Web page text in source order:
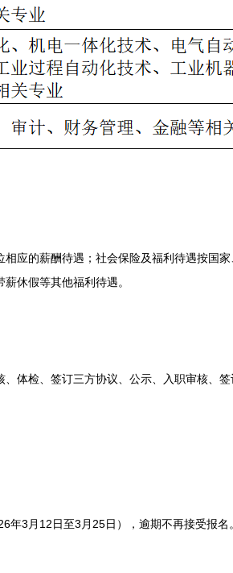
的薪酬待遇；社会保险及福利待遇按国家
休假等其他福利待遇。
检、签订三方协议、公示、入职审核、签
3月12日至3月25日），逾期不再接受报名。